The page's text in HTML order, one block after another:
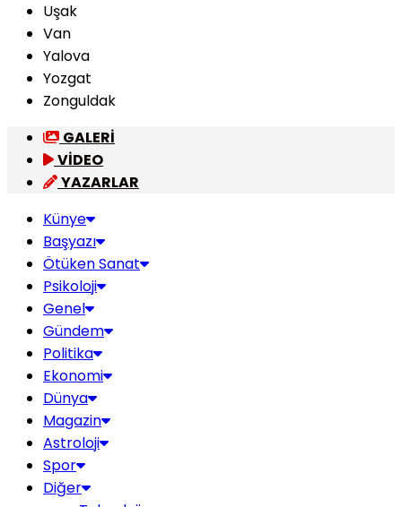
Uşak
Van
Yalova
Yozgat
Zonguldak
GALERİ
VİDEO
YAZARLAR
Künye
Başyazı
Ötüken Sanat
Psikoloji
Genel
Gündem
Politika
Ekonomi
Dünya
Magazin
Astroloji
Spor
Diğer